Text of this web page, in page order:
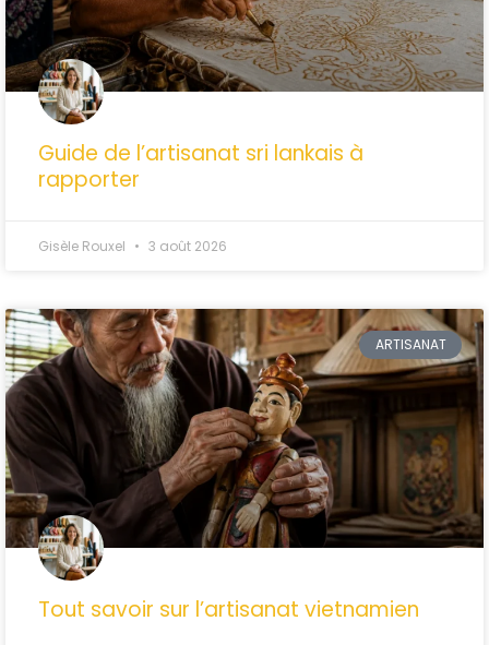
Guide de l’artisanat sri lankais à
rapporter
Gisèle Rouxel 3 août 2026
ARTISANAT
Tout savoir sur l’artisanat vietnamien